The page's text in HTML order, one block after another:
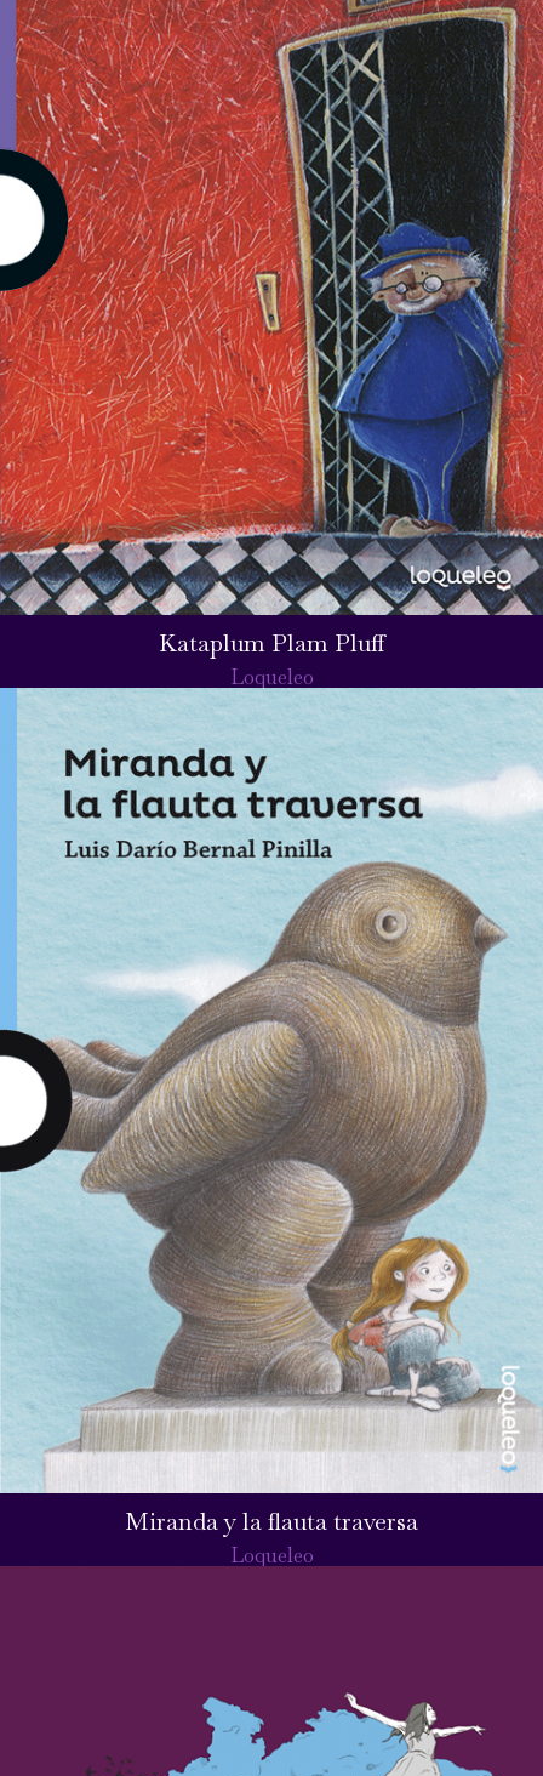
Kataplum Plam Pluff
Loqueleo
Miranda y la flauta traversa
Loqueleo